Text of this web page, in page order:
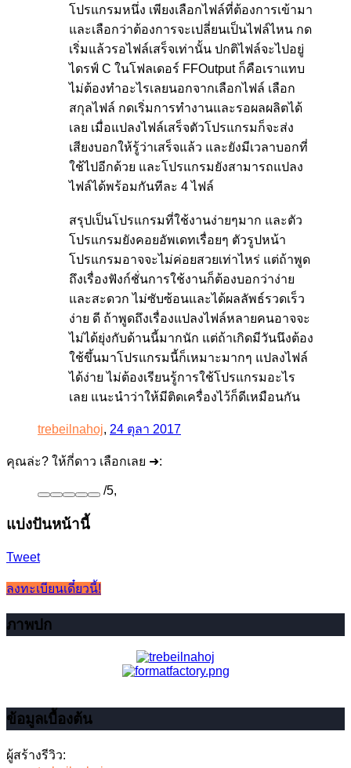
โปรแกรมหนึ่ง เพียงเลือกไฟล์ที่ต้องการเข้ามา
และเลือกว่าต้องการจะเปลี่ยนเป็นไฟล์ไหน กด
เริ่มแล้วรอไฟล์เสร็จเท่านั้น ปกติไฟล์จะไปอยู่
ไดรฟ์ C ในโฟลเดอร์ FFOutput ก็คือเราแทบ
ไม่ต้องทำอะไรเลยนอกจากเลือกไฟล์ เลือก
สกุลไฟล์ กดเริ่มการทำงานและรอผลผลิตได้
เลย เมื่อแปลงไฟล์เสร็จตัวโปรแกรมก็จะส่ง
เสียงบอกให้รู้ว่าเสร็จแล้ว และยังมีเวลาบอกที่
ใช้ไปอีกด้วย และโปรแกรมยังสามารถแปลง
ไฟล์ได้พร้อมกันทีละ 4 ไฟล์
สรุปเป็นโปรแกรมที่ใช้งานง่ายๆมาก และตัว
โปรแกรมยังคอยอัพเดทเรื่อยๆ ตัวรูปหน้า
โปรแกรมอาจจะไม่ค่อยสวยเท่าไหร่ แต่ถ้าพูด
ถึงเรื่องฟังก์ชั่นการใช้งานก็ต้องบอกว่าง่าย
และสะดวก ไม่ซับซ้อนและได้ผลลัพธ์รวดเร็ว
ง่าย ดี ถ้าพูดถึงเรื่องแปลงไฟล์หลายคนอาจจะ
ไม่ได้ยุ่งกับด้านนี้มากนัก แต่ถ้าเกิดมีวันนึงต้อง
ใช้ขึ้นมาโปรแกรมนี้ก็เหมาะมากๆ แปลงไฟล์
ได้ง่าย ไม่ต้องเรียนรู้การใช้โปรแกรมอะไร
เลย แนะนำว่าให้มีติดเครื่องไว้ก็ดีเหมือนกัน
trebeilnahoj, 24 ตุลา 2017
คุณล่ะ? ให้กี่ดาว เลือกเลย ➜:
/5,
แบ่งปันหน้านี้
Tweet
ลงทะเบียนเดี๋ยวนี้!
ภาพปก
ข้อมูลเบื้องต้น
ผู้สร้างรีวิว: